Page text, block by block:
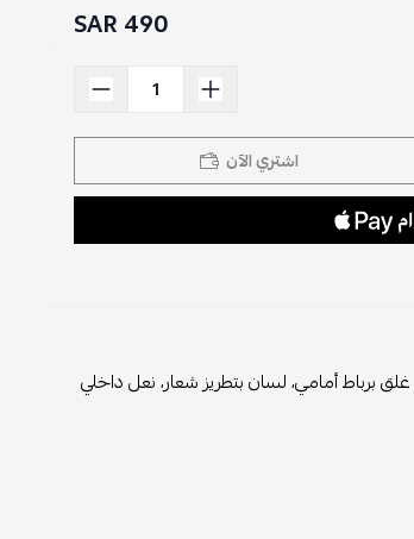
490 SAR
اشتري الآن
غلق برباط أمامي، لسان بتطريز شعار، نعل داخلي